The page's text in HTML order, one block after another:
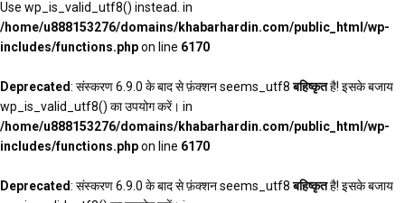
Use wp_is_valid_utf8() instead. in
/home/u888153276/domains/khabarhardin.com/public_html/wp-
includes/functions.phpon line 6170
Deprecated: संस्करण 6.9.0 के बाद से फ़ंक्शन seems_utf8बहिष्कृतहै! इसके बजाय
wp_is_valid_utf8() का उपयोग करें। in
/home/u888153276/domains/khabarhardin.com/public_html/wp-
includes/functions.phpon line 6170
Deprecated: संस्करण 6.9.0 के बाद से फ़ंक्शन seems_utf8बहिष्कृतहै! इसके बजाय